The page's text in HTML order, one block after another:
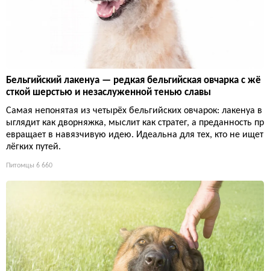
Бельгийский лакенуа — редкая бельгийская овчарка с жё
сткой шерстью и незаслуженной тенью славы
Самая непонятая из четырёх бельгийских овчарок: лакенуа в
ыглядит как дворняжка, мыслит как стратег, а преданность пр
евращает в навязчивую идею. Идеальна для тех, кто не ищет
лёгких путей.
Питомцы 6 660